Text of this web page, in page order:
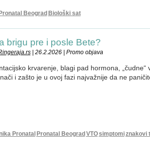
Pronatal Beograd Biološki sat
brigu pre i posle Bete?
| 26.2.2026 | Promo objava
krvarenje, blagi pad hormona, „čudne“
i zašto je u ovoj fazi najvažnije da ne
Pronatal Pronatal Beograd VTOsimptomiznakovi